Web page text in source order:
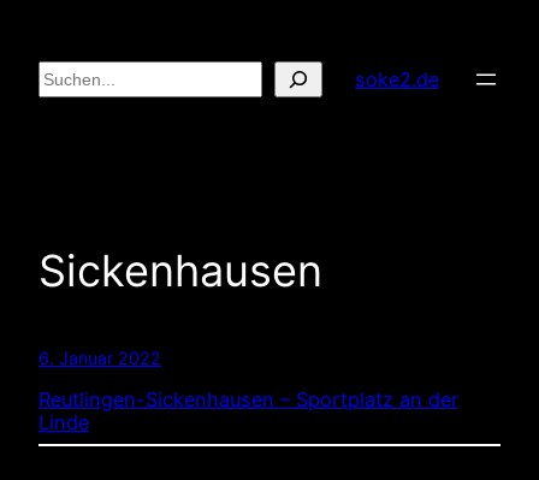
Inhalt
springen
Suchen soke2.de
Sickenhausen
6. Januar 2022
Reutlingen-Sickenhausen – Sportplatz an der
Linde